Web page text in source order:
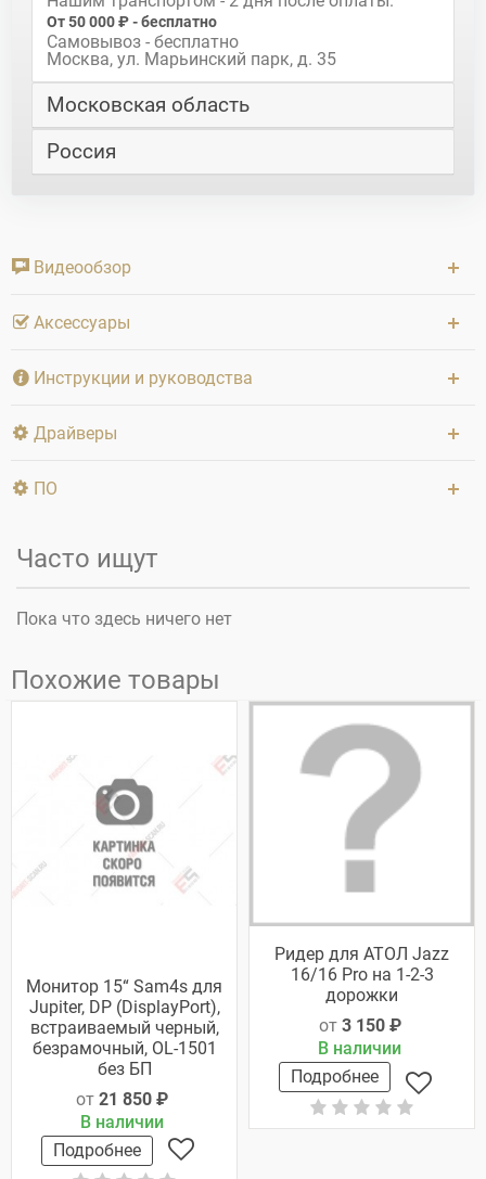
От 50 000 ₽ - бесплатно
Самовывоз - бесплатно
Москва, ул. Марьинский парк, д. 35
Московская область
Россия
Видеообзор
Аксессуары
Инструкции и руководства
Драйверы
ПО
Часто ищут
Пока что здесь ничего нет
Похожие товары
Монитор 15“ Sam4s для
Jupiter, DP (DisplayPort),
встраиваемый черный,
безрамочный, OL-1501
без БП
от 21 850 ₽
В наличии
Подробнее
Ридер для АТОЛ Jazz
16/16 Pro на 1-2-3
дорожки
от 3 150 ₽
В наличии
Подробнее